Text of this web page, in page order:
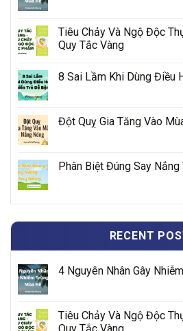
Tiêu Chảy Và Ngộ Độc
Quy Tắc Vàng
8 Sai Lầm Khi Dùng Điều
Đột Quỵ Gia Tăng Vào
Phân Biệt Đúng Say Nắng
RECENT
4 Nguyên Nhân Gây
Tiêu Chảy Và Ngộ Độc